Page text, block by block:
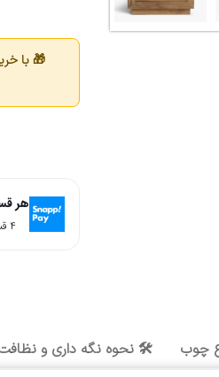
🎁 با خرید
هر
۴ قسط ماهانه. بدون سود، چک و ضامن.
🛠️ نحوه نگه داری و